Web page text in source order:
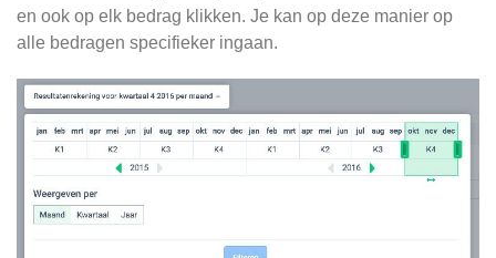
en ook op elk bedrag klikken. Je kan op deze manier op
alle bedragen specifieker ingaan.